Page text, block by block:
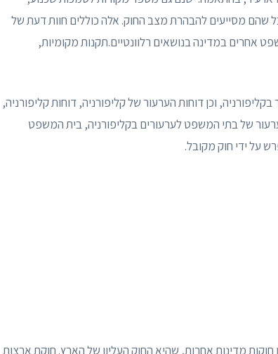
שהם מסייעים להבהרת מצב החוק. אלה כוללים חוות דעת של
אחרים במדינה בנושאים רלוונטיים.תקנות מקומיות,
וכן דוחות הערעור של קליפורניה, דוחות קליפורניה,
של בתי המשפט לערעורים בקליפורניה, בית המשפט
על ידי חוק מקובל.
מדינות אחרות, שהיא החוק העליון של הארץ. חוקת ארצות